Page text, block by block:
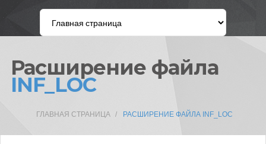
Расширение файла
INF_LOC
ГЛАВНАЯ СТРАНИЦА РАСШИРЕНИЕ ФАЙЛА INF_LOC